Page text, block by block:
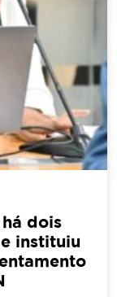
dois
instituiu